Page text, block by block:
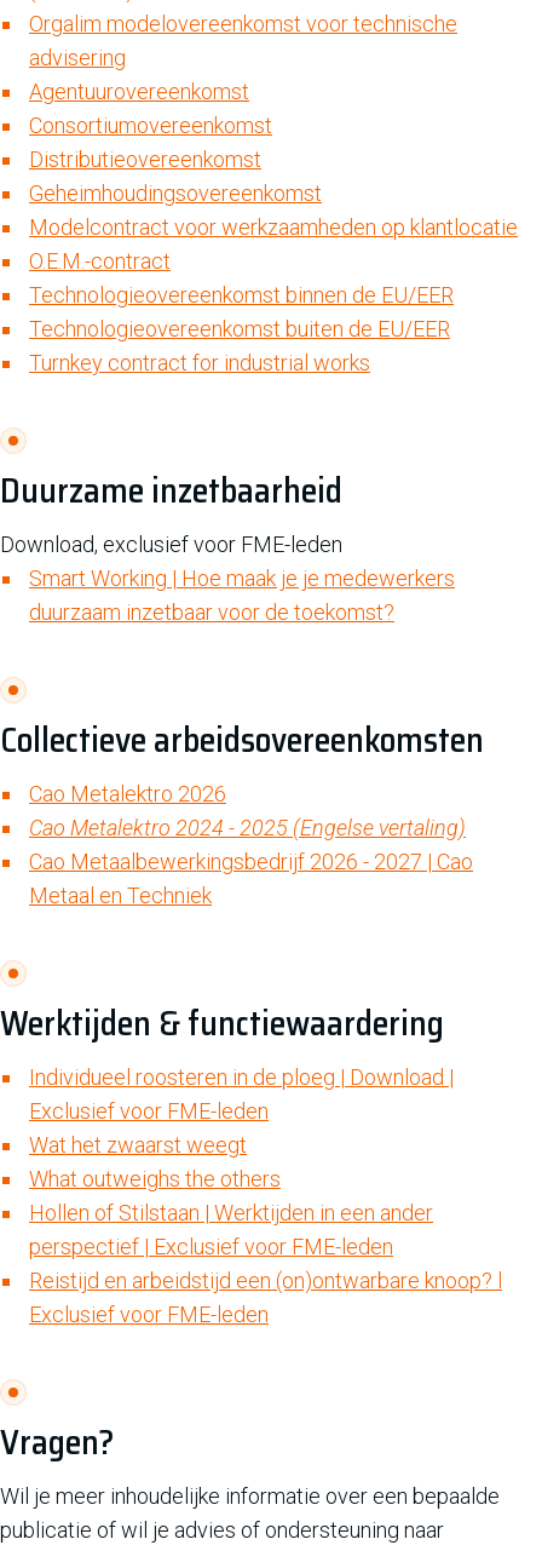
Orgalim modelovereenkomst voor technische
advisering
Agentuurovereenkomst
Consortiumovereenkomst
Distributieovereenkomst
Geheimhoudingsovereenkomst
Modelcontract voor werkzaamheden op klantlocatie
O.E.M.-contract
Technologieovereenkomst binnen de EU/EER
Technologieovereenkomst buiten de EU/EER
Turnkey contract for industrial works
Duurzame inzetbaarheid
Download, exclusief voor FME-leden
Smart Working | Hoe maak je je medewerkers
duurzaam inzetbaar voor de toekomst?
Collectieve arbeidsovereenkomsten
Cao Metalektro 2026
Cao Metalektro 2024 - 2025 (Engelse vertaling)
Cao Metaalbewerkingsbedrijf 2026 - 2027 | Cao
Metaal en Techniek
Werktijden & functiewaardering
Individueel roosteren in de ploeg | Download |
Exclusief voor FME-leden
Wat het zwaarst weegt
What outweighs the others
Hollen of Stilstaan | Werktijden in een ander
perspectief | Exclusief voor FME-leden
Reistijd en arbeidstijd een (on)ontwarbare knoop? l
Exclusief voor FME-leden
Vragen?
Wil je meer inhoudelijke informatie over een bepaalde
publicatie of wil je advies of ondersteuning naar